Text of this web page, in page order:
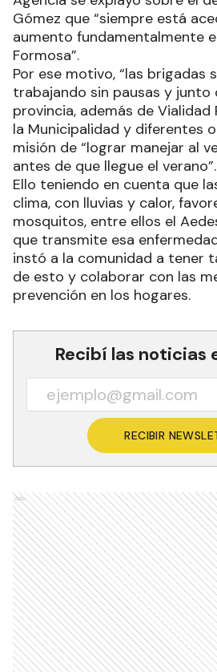
Gómez que “siempre está
aumento fundamentalmente
Formosa”.
Por ese motivo, “las brigadas
trabajando sin pausas y junto
provincia, además de Vialidad
la Municipalidad y diferentes
misión de “lograr manejar al
antes de que llegue el verano”.
Ello teniendo en cuenta que
clima, con lluvias y calor,
mosquitos, entre ellos el
que transmite esa
instó a la comunidad a tener
de esto y colaborar con las
prevención en los hogares.
Recibí las noticias
RECIBIR
Ads